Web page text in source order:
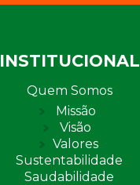
INSTITUCIONAL
Quem Somos
Missão
Visão
Valores
Sustentabilidade
Saudabilidade